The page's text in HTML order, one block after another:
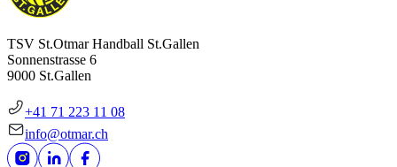
TSV St.Otmar Handball St.Gallen
Sonnenstrasse 6
9000 St.Gallen
+41 71 223 11 08
info@otmar.ch